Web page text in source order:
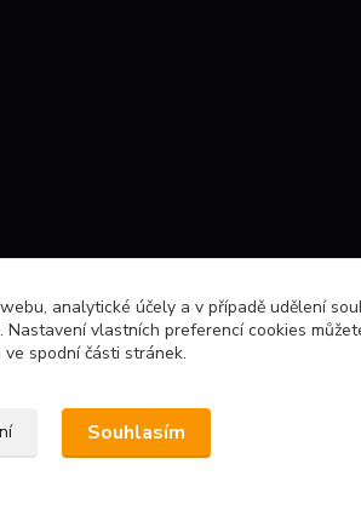
analytické účely a v případě udělení
vlastních preferencí cookies
ve spodní části stránek.
Souhlasím